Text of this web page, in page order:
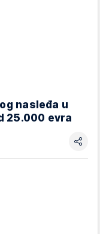
nasleđa u
25.000 evra